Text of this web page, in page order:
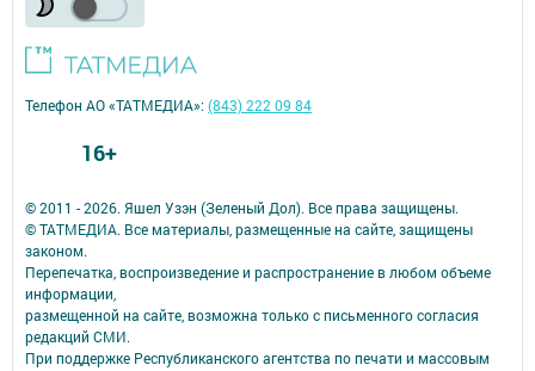
© 2011 - 2026. Яшел Узэн (Зеленый Дол). Все права защищены.
© ТАТМЕДИА. Все материалы, размещенные на сайте, защищены
законом.
Перепечатка, воспроизведение и распространение в любом объеме
информации,
размещенной на сайте, возможна только с письменного согласия
редакций СМИ.
При поддержке Республиканского агентства по печати и массовым
Телефон АО «ТАТМЕДИА»:(843) 222 09 84
16+